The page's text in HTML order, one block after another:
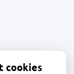
cookies